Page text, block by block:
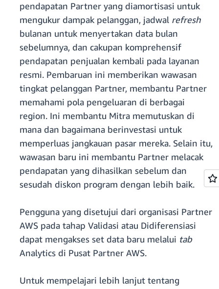
pendapatan Partner yang diamortisasi untuk
mengukur dampak pelanggan, jadwal refresh
bulanan untuk menyertakan data bulan
sebelumnya, dan cakupan komprehensif
pendapatan penjualan kembali pada layanan
resmi. Pembaruan ini memberikan wawasan
tingkat pelanggan Partner, membantu Partner
memahami pola pengeluaran di berbagai
region. Ini membantu Mitra memutuskan di
mana dan bagaimana berinvestasi untuk
memperluas jangkauan pasar mereka. Selain itu,
wawasan baru ini membantu Partner melacak
pendapatan yang dihasilkan sebelum dan
sesudah diskon program dengan lebih baik.
Pengguna yang disetujui dari organisasi Partner
AWS pada tahap Validasi atau Didiferensiasi
dapat mengakses set data baru melalui tab
Analytics di Pusat Partner AWS.
Untuk mempelajari lebih lanjut tentang